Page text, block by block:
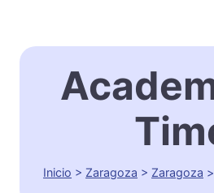
Inicio > Zaragoza > Zaragoza >